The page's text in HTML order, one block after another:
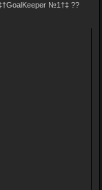
№1†‡ ??